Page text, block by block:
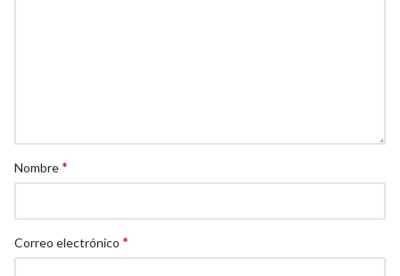
Nombre*
Correo electrónico *